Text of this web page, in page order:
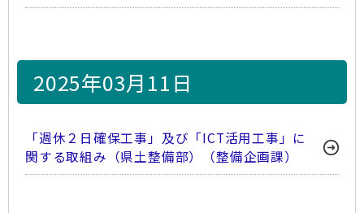
2025年03月11日
「週休２日確保工事」及び「ICT活用工事」に
関する取組み（県土整備部）（整備企画課）